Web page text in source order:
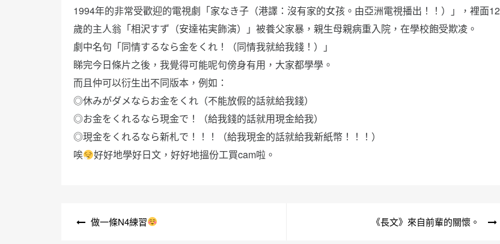
1994年的非常受歡迎的電視劇「家なき子（港譯：沒有家的女孩。由亞洲電視播出！！）」，裡面12
歲的主人翁「相沢すず（安達祐実飾演）」被養父家暴，親生母親病重入院，在學校飽受欺凌。
劇中名句「同情するなら金をくれ！（同情我就給我錢！）」
睇完今日條片之後，我覺得可能呢句傍身有用，大家都學學。
而且仲可以衍生出不同版本，例如：
◎休みがダメならお金をくれ（不能放假的話就給我錢）
◎お金をくれるなら現金で！（給我錢的話就用現金給我）
◎現金をくれるなら新札で！！！（給我現金的話就給我新紙幣！！！）
唉
好好地學好日文，好好地搵份工買cam啦。
做一條N4練習 《長文》來自前輩的關懷。